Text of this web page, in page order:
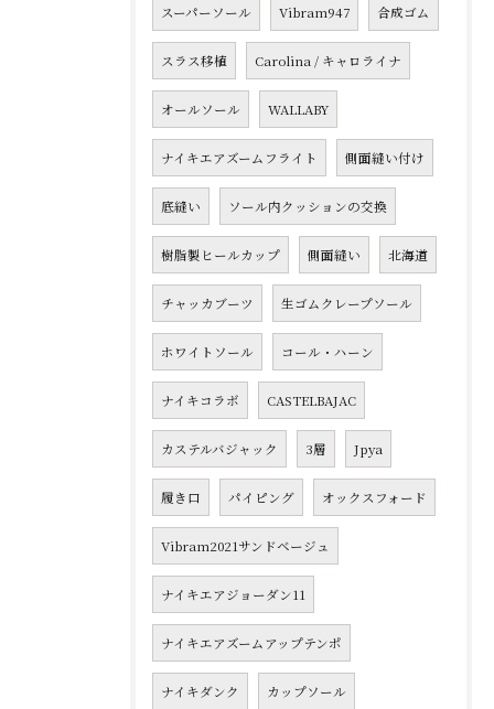
スーパーソール Vibram947 合成ゴム
スラス移植 Carolina / キャロライナ
オールソール WALLABY
ナイキエアズームフライト 側面縫い付け
底縫い ソール内クッションの交換
樹脂製ヒールカップ 側面縫い 北海道
チャッカブーツ 生ゴムクレープソール
ホワイトソール コール・ハーン
ナイキコラボ CASTELBAJAC
カステルバジャック 3層 Jpya
履き口 パイピング オックスフォード
Vibram2021サンドベージュ
ナイキエアジョーダン11
ナイキエアズームアップテンポ
ナイキダンク カップソール